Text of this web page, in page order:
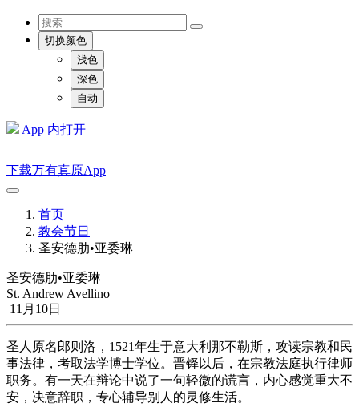
切换颜色
浅色
深色
自动
App 内打开
下载万有真原App
首页
教会节日
圣安德肋•亚委琳
圣安德肋•亚委琳
St. Andrew Avellino
11月10日
圣人原名郎则洛，1521年生于意大利那不勒斯，攻读宗教和民
事法律，考取法学博士学位。晋铎以后，在宗教法庭执行律师
职务。有一天在辩论中说了一句轻微的谎言，内心感觉重大不
安，决意辞职，专心辅导别人的灵修生活。